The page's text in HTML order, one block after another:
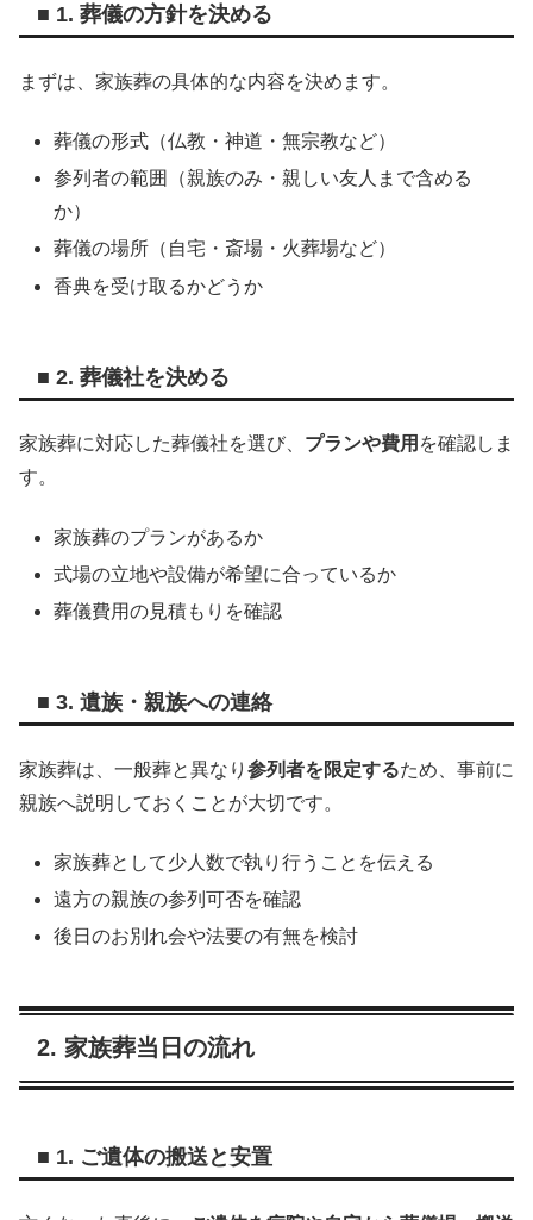
■ 1. 葬儀の方針を決める
まずは、家族葬の具体的な内容を決めます。
葬儀の形式（仏教・神道・無宗教など）
参列者の範囲（親族のみ・親しい友人まで含める
か）
葬儀の場所（自宅・斎場・火葬場など）
香典を受け取るかどうか
■ 2. 葬儀社を決める
家族葬に対応した葬儀社を選び、 プランや費用 を確認しま
す。
家族葬のプランがあるか
式場の立地や設備が希望に合っているか
葬儀費用の見積もりを確認
■ 3. 遺族・親族への連絡
家族葬は、一般葬と異なり 参列者を限定するため、事前に
親族へ説明しておくことが大切です。
家族葬として少人数で執り行うことを伝える
遠方の親族の参列可否を確認
後日のお別れ会や法要の有無を検討
2. 家族葬当日の流れ
■ 1. ご遺体の搬送と安置